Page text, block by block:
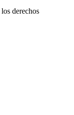
derechos